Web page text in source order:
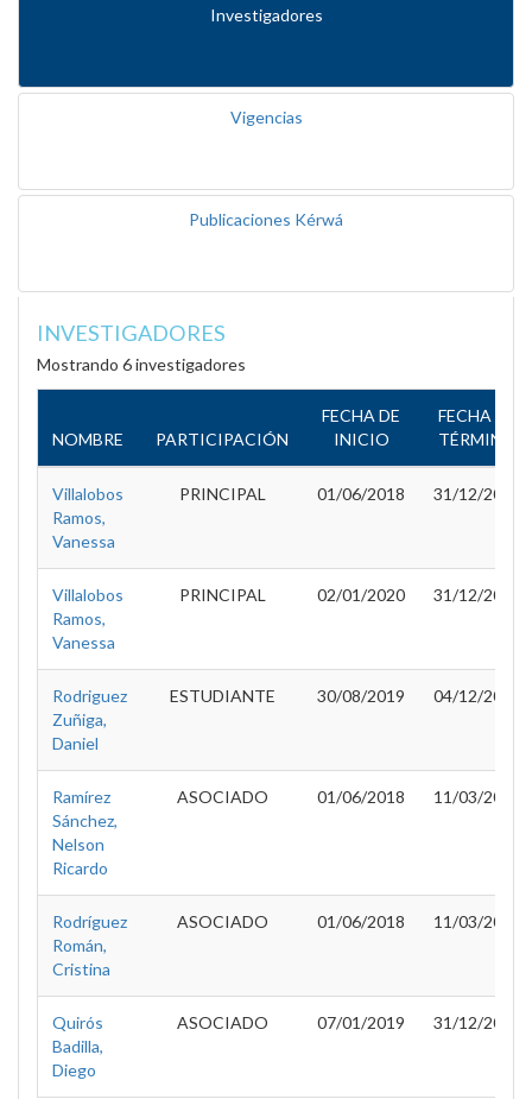
Investigadores
Vigencias
Publicaciones Kérwá
INVESTIGADORES
Mostrando 6 investigadores
NOMBRE PARTICIPACIÓN
FECHA DE
INICIO
FECHA DE
TÉRMINO
Villalobos
Ramos,
Vanessa
PRINCIPAL 01/06/2018 31/12/2019
Villalobos
Ramos,
Vanessa
PRINCIPAL 02/01/2020 31/12/2020
Rodriguez
Zuñiga,
Daniel
ESTUDIANTE 30/08/2019 04/12/2020
Ramírez
Sánchez,
Nelson
Ricardo
ASOCIADO 01/06/2018 11/03/2019
Rodríguez
Román,
Cristina
ASOCIADO 01/06/2018 11/03/2019
Quirós
Badilla,
Diego
ASOCIADO 07/01/2019 31/12/2019